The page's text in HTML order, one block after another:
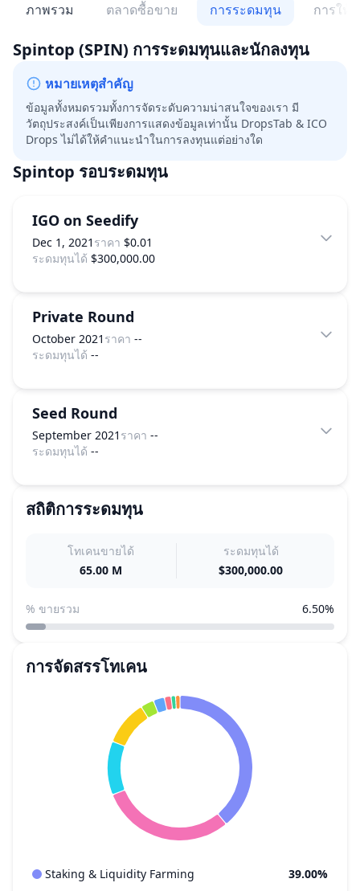
ภาพรวม ตลาดซื้อขาย การระดมทุน การให้
Spintop (SPIN) การระดมทุนและนักลงทุน
หมายเหตุสำคัญ
ข้อมูลทั้งหมดรวมทั้งการจัดระดับความน่าสนใจของเรา มี
วัตถุประสงค์เป็นเพียงการแสดงข้อมูลเท่านั้น DropsTab & ICO
Drops ไม่ได้ให้คำแนะนำในการลงทุนแต่อย่างใด
Spintop รอบระดมทุน
IGO on Seedify
Dec 1, 2021 ราคา $0.01
ระดมทุนได้ $300,000.00
Private Round
October 2021 ราคา --
ระดมทุนได้ --
Seed Round
September 2021 ราคา --
ระดมทุนได้ --
สถิติการระดมทุน
โทเคนขายได้
65.00 M
ระดมทุนได้
$300,000.00
% ขายรวม 6.50%
การจัดสรรโทเคน
Staking & Liquidity Farming
39.00%